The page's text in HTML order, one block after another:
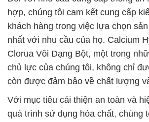
hợp, chúng tôi cam kết cung cấp
khách hàng trong việc lựa chọn
nhất với nhu cầu của họ. Calcium
Clorua Vôi Dạng Bột, một trong
chủ lực của chúng tôi, không chỉ
còn được đảm bảo về chất lượng
Với mục tiêu cải thiện an toàn và
quá trình sử dụng hóa chất, chúng